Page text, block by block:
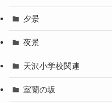
夕景
夜景
天沢小学校関連
室蘭の坂